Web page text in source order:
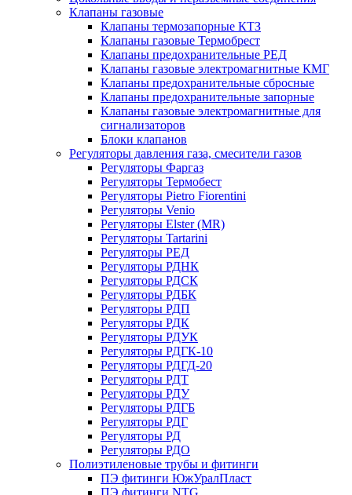
Клапаны газовые
Клапаны термозапорные КТЗ
Клапаны газовые Термобрест
Клапаны предохранительные РЕД
Клапаны газовые электромагнитные КМГ
Клапаны предохранительные сбросные
Клапаны предохранительные запорные
Клапаны газовые электромагнитные для
сигнализаторов
Блоки клапанов
Регуляторы давления газа, смесители газов
Регуляторы Фаргаз
Регуляторы Термобест
Регуляторы Pietro Fiorentini
Регуляторы Venio
Регуляторы Elster (MR)
Регуляторы Tartarini
Регуляторы РЕД
Регуляторы РДНК
Регуляторы РДСК
Регуляторы РДБК
Регуляторы РДП
Регуляторы РДК
Регуляторы РДУК
Регуляторы РДГК-10
Регуляторы РДГД-20
Регуляторы РДТ
Регуляторы РДУ
Регуляторы РДГБ
Регуляторы РДГ
Регуляторы РД
Регуляторы РДО
Полиэтиленовые трубы и фитинги
ПЭ фитинги ЮжУралПласт
ПЭ фитинги NTG